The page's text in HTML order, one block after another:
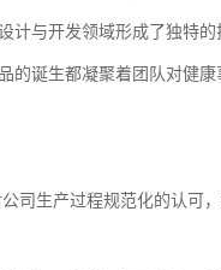
与开发领域形成了独特的
诞生都凝聚着团队对健康
司生产过程规范化的认可